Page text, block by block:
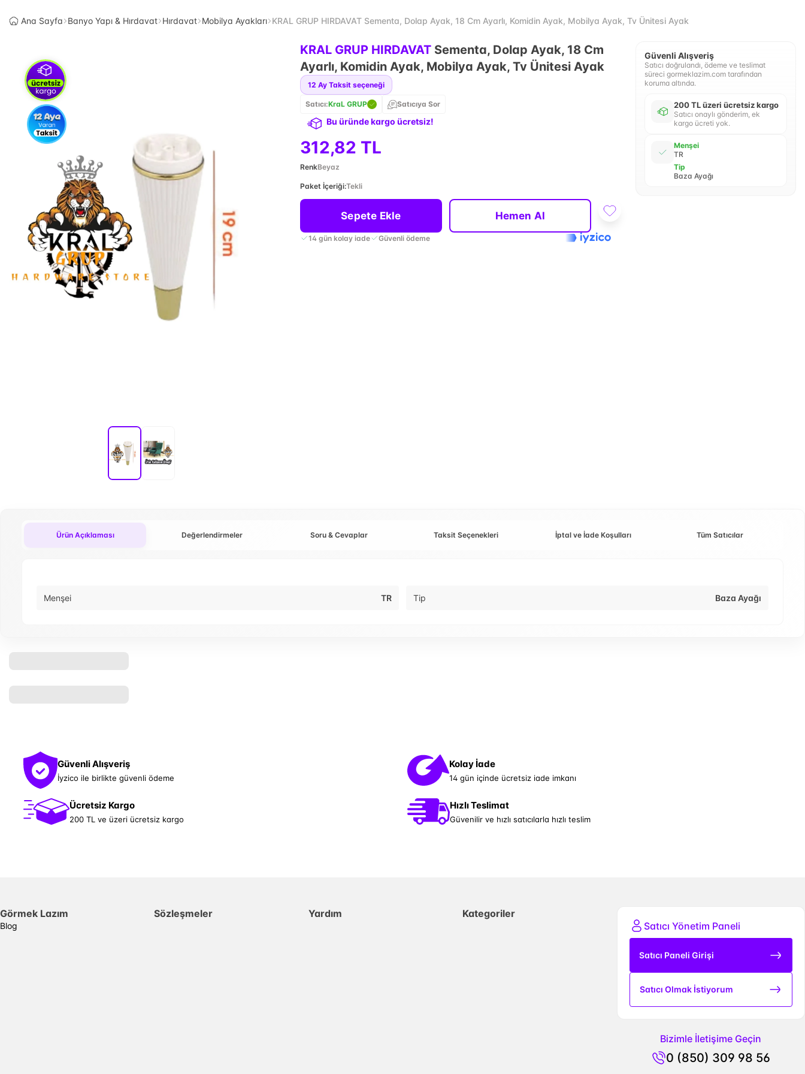
Ana Sayfa Banyo Yapı & Hırdavat Hırdavat Mobilya Ayakları KRAL GRUP HIRDAVAT Sementa, Dolap Ayak, 18 Cm Ayarlı, Komidin Ayak, Mobilya Ayak, Tv Ünitesi Ayak
KRAL GRUP HIRDAVAT Sementa, Dolap Ayak, 18 Cm
Ayarlı, Komidin Ayak, Mobilya Ayak, Tv Ünitesi Ayak
12 Ay Taksit seçeneği
Satıcı:KraL GRUP Satıcıya Sor
Bu üründe kargo ücretsiz!
312,82 TL
RenkBeyaz
Paket İçeriği:Tekli
Sepete Ekle Hemen Al
14 gün kolay iade Güvenli ödeme
Güvenli Alışveriş
Satıcı doğrulandı, ödeme ve teslimat
süreci gormeklazim.com tarafından
koruma altında.
200 TL üzeri ücretsiz kargo
Satıcı onaylı gönderim, ek
kargo ücreti yok.
Menşei
TR
Tip
Baza Ayağı
Ürün Açıklaması Değerlendirmeler Soru & Cevaplar Taksit Seçenekleri İptal ve İade Koşulları Tüm Satıcılar
Menşei TR Tip Baza Ayağı
Güvenli Alışveriş
İyzico ile birlikte güvenli ödeme
Kolay İade
14 gün içinde ücretsiz iade imkanı
Ücretsiz Kargo
200 TL ve üzeri ücretsiz kargo
Hızlı Teslimat
Güvenilir ve hızlı satıcılarla hızlı teslim
Görmek Lazım
Blog
Sözleşmeler Yardım
Kategoriler
Satıcı Yönetim Paneli
Satıcı Paneli Girişi
Satıcı Olmak İstiyorum
Bizimle İletişime Geçin
0 (850) 309 98 56